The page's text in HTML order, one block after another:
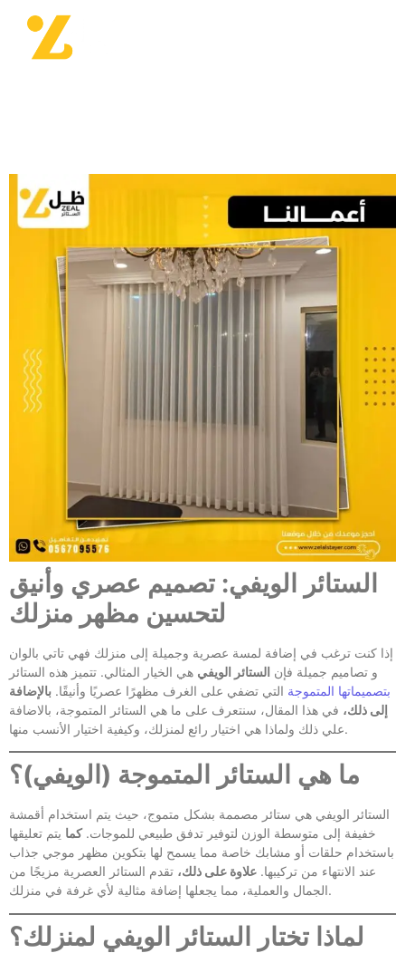
الستائر الويفي: تصميم عصري وأنيق
لتحسين مظهر منزلك
إذا كنت ترغب في إضافة لمسة عصرية وجميلة إلى منزلك فهي تاتي بالوان
و تصاميم جميلة فإن الستائر الويفي هي الخيار المثالي. تتميز هذه الستائر
بتصميماتها المتموجة التي تضفي على الغرف مظهرًا عصريًا وأنيقًا. بالإضافة
إلى ذلك، في هذا المقال، سنتعرف على ما هي الستائر المتموجة، بالاضافة
علي ذلك ولماذا هي اختيار رائع لمنزلك، وكيفية اختيار الأنسب منها.
ما هي الستائر المتموجة (الويفي)؟
الستائر الويفي هي ستائر مصممة بشكل متموج، حيث يتم استخدام أقمشة
خفيفة إلى متوسطة الوزن لتوفير تدفق طبيعي للموجات.كما يتم تعليقها
باستخدام حلقات أو مشابك خاصة مما يسمح لها بتكوين مظهر موجي جذاب
عند الانتهاء من تركيبها. علاوة على ذلك، تقدم الستائر العصرية مزيجًا من
الجمال والعملية، مما يجعلها إضافة مثالية لأي غرفة في منزلك.
لماذا تختار الستائر الويفي لمنزلك؟